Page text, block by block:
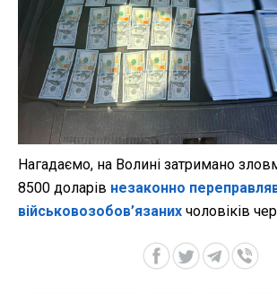
Нагадаємо, на Волині затримано
8500 доларів незаконно
військовозобов’язаних чоловіків